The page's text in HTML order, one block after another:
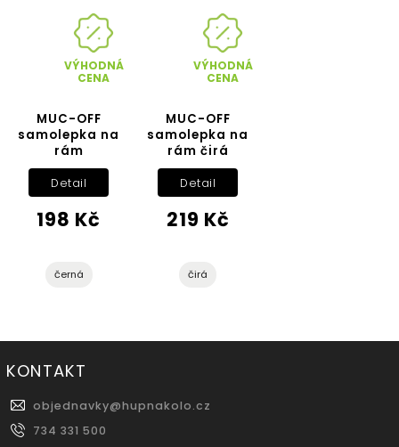
VÝHODNÁ
CENA
MUC-OFF
samolepka na
rám
198 Kč
Detail
černá
VÝHODNÁ
CENA
MUC-OFF
samolepka na
rám čirá
219 Kč
Detail
čirá
KONTAKT
objednavky@hupnakolo.cz
734 331 500